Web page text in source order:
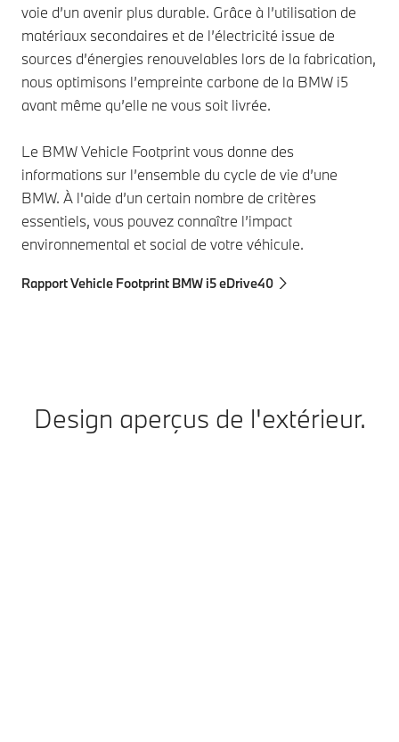
voie d’un avenir plus durable. Grâce à l’utilisation de
matériaux secondaires et de l’électricité issue de
sources d’énergies renouvelables lors de la fabrication,
nous optimisons l’empreinte carbone de la BMW i5
avant même qu’elle ne vous soit livrée.
Le BMW Vehicle Footprint vous donne des
informations sur l’ensemble du cycle de vie d’une
BMW. À l'aide d’un certain nombre de critères
essentiels, vous pouvez connaître l’impact
environnemental et social de votre véhicule.
Rapport Vehicle Footprint BMW i5 eDrive40
Design aperçus de l'extérieur.